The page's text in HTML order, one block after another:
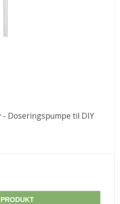
- Doseringspumpe til DIY